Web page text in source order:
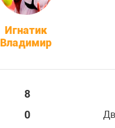
Игнатик
Владимир
8
0